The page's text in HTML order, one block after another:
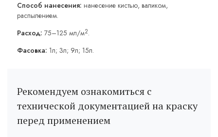
Способ нанесения: нанесение кистью, валиком,
распылением.
Расход: 75–125 мл/м2.
Фасовка: 1л; 3л; 9л; 15л.
Рекомендуем ознакомиться с
технической документацией на краску
перед применением